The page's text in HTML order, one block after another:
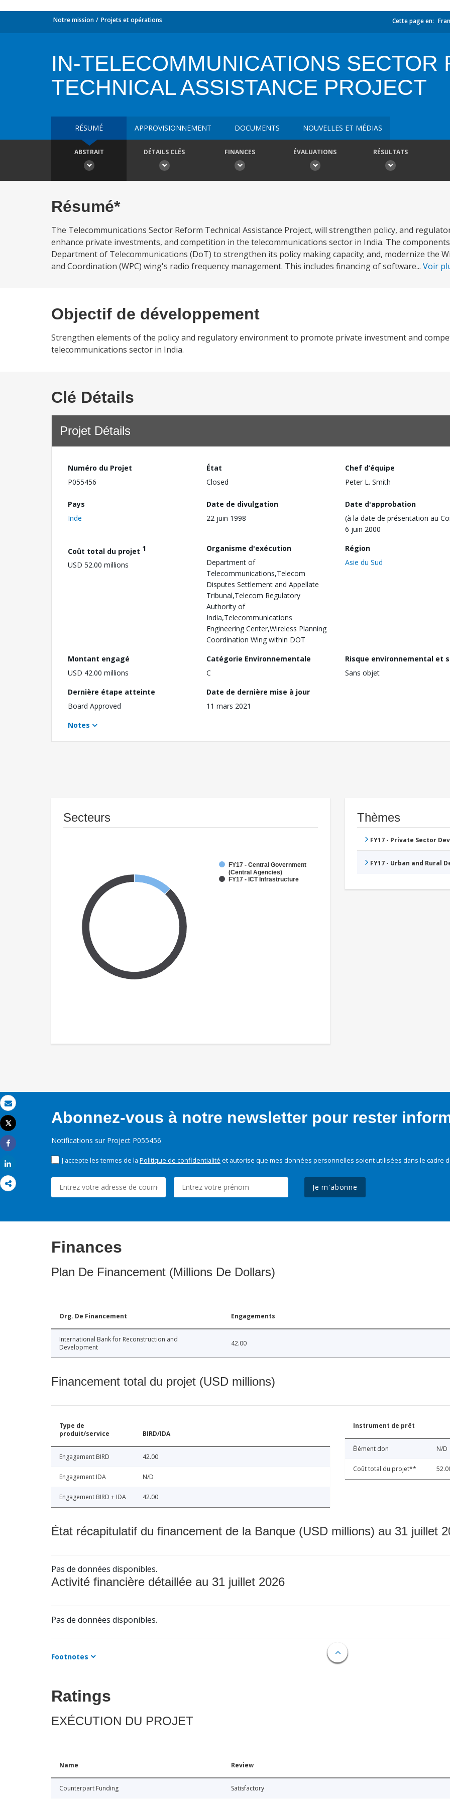
Email
Imprimer
Tweet
Share
Notre mission Projets et opérations Cette page en:
IN-TELECOMMUNICATIONS SECTOR
TECHNICAL ASSISTANCE PROJECT
RÉSUMÉ APPROVISIONNEMENT DOCUMENTS NOUVELLES ET MÉDIAS
ABSTRAIT DÉTAILS CLÉS FINANCES ÉVALUATIONS RÉSULTATS
Résumé*
The Telecommunications Sector Reform Technical Assistance Project, will strengthen policy, and
enhance private investments, and competition in the telecommunications sector in India. The
Department of Telecommunications (DoT) to strengthen its policy making capacity; and, modernize the
and Coordination (WPC) wing's radio frequency management. This includes financing of software... Voir
Objectif de développement
Strengthen elements of the policy and regulatory environment to promote private investment and
telecommunications sector in India.
Clé Détails
Projet Détails
Numéro du Projet
P055456
État
Closed
Chef d’équipe
Peter L. Smith
Pays
Inde
Date de divulgation
22 juin 1998
Date d'approbation
(à la date de présentation au
6 juin 2000
Coût total du projet 1
USD 52.00 millions
Organisme d'exécution
Department of
Telecommunications,Telecom
Disputes Settlement and Appellate
Tribunal,Telecom Regulatory
Authority of
India,Telecommunications
Engineering Center,Wireless Planning
Coordination Wing within DOT
Région
Asie du Sud
Montant engagé
USD 42.00 millions
Catégorie Environnementale
C
Risque environnemental et
Sans objet
Dernière étape atteinte
Board Approved
Date de dernière mise à jour
11 mars 2021
Notes
Secteurs
FY17 - Central Government
(Central Agencies)
FY17 - ICT Infrastructure
Thèmes
FY17 - Private Sector
FY17 - Urban and Rural
Abonnez-vous à notre newsletter pour rester
Notifications sur Project P055456
J'accepte les termes de la Politique de confidentialité et autorise que mes données personnelles soient utilisées dans le cadre
Je m'abonne
Finances
Plan De Financement (Millions De Dollars)
Org. De Financement Engagements
International Bank for Reconstruction and
Development
42.00
Financement total du projet (USD millions)
Type de
produit/service
BIRD/IDA
Engagement BIRD 42.00
Engagement IDA N/D
Engagement BIRD + IDA 42.00
Instrument de prêt
Élément don N/D
Coût total du projet**
État récapitulatif du financement de la Banque (USD millions) au 31 juillet
Pas de données disponibles.
Activité financière détaillée au 31 juillet 2026
Pas de données disponibles.
Footnotes
Ratings
EXÉCUTION DU PROJET
Name Review
Counterpart Funding Satisfactory